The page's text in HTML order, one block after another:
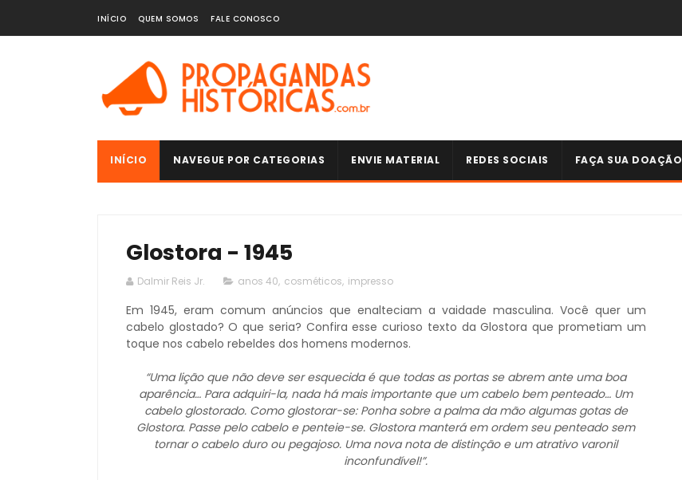
INÍCIO QUEM SOMOS FALE CONOSCO
INÍCIO NAVEGUE POR CATEGORIAS ENVIE MATERIAL REDES SOCIAIS FAÇA SUA DOAÇÃO
Glostora - 1945
Dalmir Reis Jr. anos 40, cosméticos, impresso
Em 1945, eram comum anúncios que enalteciam a vaidade masculina. Você quer um
cabelo glostado? O que seria? Confira esse curioso texto da Glostora que prometiam um
toque nos cabelo rebeldes dos homens modernos.
“Uma lição que não deve ser esquecida é que todas as portas se abrem ante uma boa
aparência… Para adquiri-la, nada há mais importante que um cabelo bem penteado… Um
cabelo glostorado. Como glostorar-se: Ponha sobre a palma da mão algumas gotas de
Glostora. Passe pelo cabelo e penteie-se. Glostora manterá em ordem seu penteado sem
tornar o cabelo duro ou pegajoso. Uma nova nota de distinção e um atrativo varonil
inconfundível!”.